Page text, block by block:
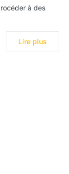
à des
Lire plus